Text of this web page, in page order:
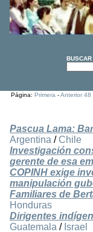
BUSCAR
Página:Primera -Anterior 48
Pascua Lama:
Argentina / Chile
Investigación
gerente de esa
COPINH exige
manipulación
Familiares de
Honduras
Dirigentes
Guatemala / Israel